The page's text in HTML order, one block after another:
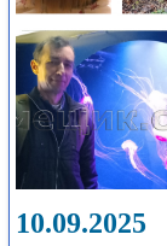
10.09.2025